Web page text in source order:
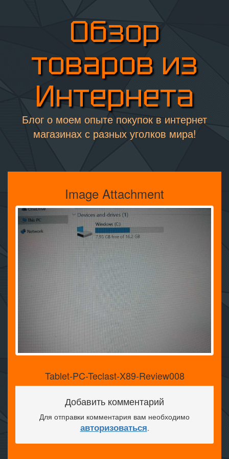
Обзор
товаров из
Интернета
Блог о моем опыте покупок в интернет
магазинах с разных уголков мира!
Image Attachment
Tablet-PC-Teclast-X89-Review008
Добавить комментарий
Для отправки комментария вам необходимо
авторизоваться.